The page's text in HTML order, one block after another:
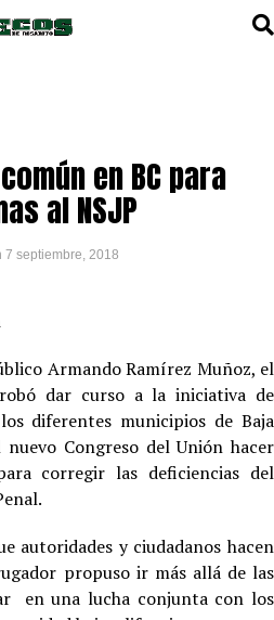
en BC para
al NSJP
7 septiembre, 2018
Armando Ramírez Muñoz, el
dar curso a la iniciativa de
diferentes municipios de Baja
Congreso del Unión hacer
corregir las deficiencias del
autoridades y ciudadanos hacen
propuso ir más allá de las
en una lucha conjunta con los